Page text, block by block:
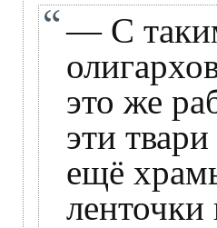
— С
это же
эти
ещё
ленточки